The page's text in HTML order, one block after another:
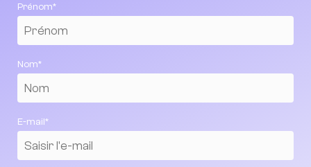
Prénom*
Nom*
E-mail*